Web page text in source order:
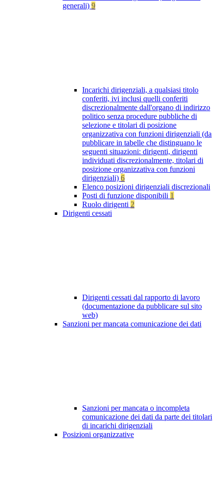
generali) 9
Incarichi dirigenziali, a qualsiasi titolo
conferiti, ivi inclusi quelli conferiti
discrezionalmente dall'organo di indirizzo
politico senza procedure pubbliche di
selezione e titolari di posizione
organizzativa con funzioni dirigenziali (da
pubblicare in tabelle che distinguano le
seguenti situazioni: dirigenti, dirigenti
individuati discrezionalmente, titolari di
posizione organizzativa con funzioni
dirigenziali) 6
Elenco posizioni dirigenziali discrezionali
Posti di funzione disponibili 1
Ruolo dirigenti 2
Dirigenti cessati
Dirigenti cessati dal rapporto di lavoro
(documentazione da pubblicare sul sito
web)
Sanzioni per mancata comunicazione dei dati
Sanzioni per mancata o incompleta
comunicazione dei dati da parte dei titolari
di incarichi dirigenziali
Posizioni organizzative